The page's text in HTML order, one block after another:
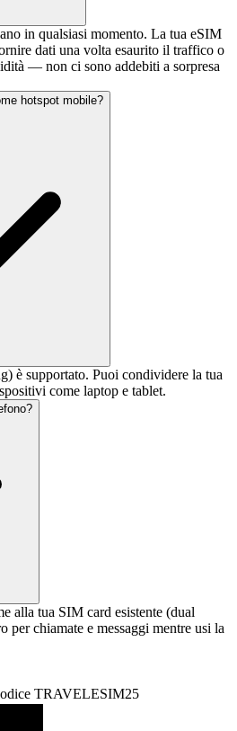
in qualsiasi momento. La tua eSIM
dati una volta esaurito il traffico o
— non ci sono addebiti a sorpresa
hotspot mobile?
è supportato. Puoi condividere la tua
come laptop e tablet.
alla tua SIM card esistente (dual
chiamate e messaggi mentre usi la
TRAVELESIM25